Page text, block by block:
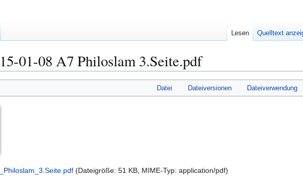
01-08 A7 Philoslam 3.Seite.pdf
Datei Dateiversionen Dateiverwendung
(Dateigröße: 51 KB, MIME-Typ: application/pdf)
Lesen Quelltext